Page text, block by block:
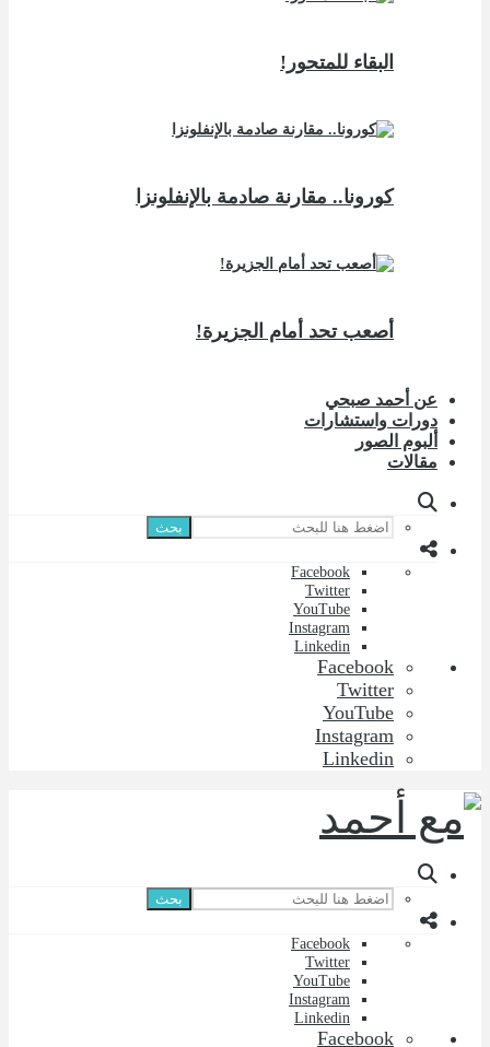
البقاء للمتحور!
كورونا.. مقارنة صادمة بالإنفلونزا
أصعب تحد أمام الجزيرة!
عن أحمد صبحي
دورات واستشارات
ألبوم الصور
مقالات
بحث
Facebook
Twitter
YouTube
Instagram
Linkedin
Facebook
Twitter
YouTube
Instagram
Linkedin
بحث
Facebook
Twitter
YouTube
Instagram
Linkedin
Facebook